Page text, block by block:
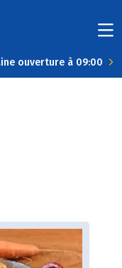
ouverture à 09:00